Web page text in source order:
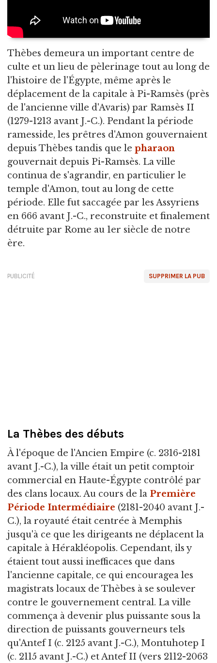
Thèbes demeura un important centre de
culte et un lieu de pèlerinage tout au long de
l'histoire de l'Égypte, même après le
déplacement de la capitale à Pi-Ramsès (près
de l'ancienne ville d'Avaris) par Ramsès II
(1279-1213 avant J.-C.). Pendant la période
ramesside, les prêtres d'Amon gouvernaient
depuis Thèbes tandis que le pharaon
gouvernait depuis Pi-Ramsès. La ville
continua de s'agrandir, en particulier le
temple d'Amon, tout au long de cette
période. Elle fut saccagée par les Assyriens
en 666 avant J.-C., reconstruite et finalement
détruite par Rome au 1er siècle de notre
ère.
SUPPRIMER LA PUB
PUBLICITÉ
La Thèbes des débuts
À l'époque de l'Ancien Empire (c. 2316-2181
avant J.-C.), la ville était un petit comptoir
commercial en Haute-Égypte contrôlé par
des clans locaux. Au cours de la Première
Période Intermédiaire (2181-2040 avant J.-
C.), la royauté était centrée à Memphis
jusqu'à ce que les dirigeants ne déplacent la
capitale à Hérakléopolis. Cependant, ils y
étaient tout aussi inefficaces que dans
l'ancienne capitale, ce qui encouragea les
magistrats locaux de Thèbes à se soulever
contre le gouvernement central. La ville
commença à devenir plus puissante sous la
direction de puissants gouverneurs tels
qu'Antef I (c. 2125 avant J.-C.), Montuhotep I
(c. 2115 avant J.-C.) et Antef II (vers 2112-2063